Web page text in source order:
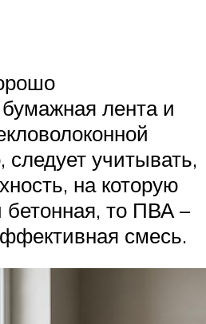
лента и
следует учитывать,
на которую
бетонная, то ПВА –
смесь.